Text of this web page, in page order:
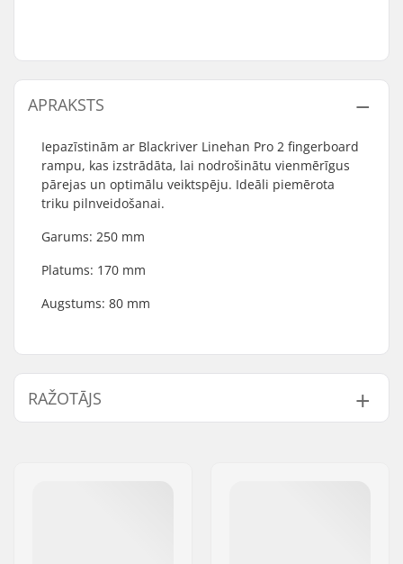
APRAKSTS
Iepazīstinām ar Blackriver Linehan Pro 2 fingerboard
rampu, kas izstrādāta, lai nodrošinātu vienmērīgus
pārejas un optimālu veiktspēju. Ideāli piemērota
triku pilnveidošanai.
Garums: 250 mm
Platums: 170 mm
Augstums: 80 mm
RAŽOTĀJS